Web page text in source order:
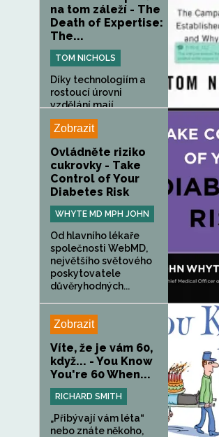
na tom záleží - The
Death of Expertise:
The...
TOM NICHOLS
Díky technologiím a
rostoucí úrovni
vzdělání mají...
Zobrazit
Ovládněte riziko
cukrovky - Take
Control of Your
Diabetes Risk
WHYTE MD MPH JOHN
Od hlavního lékaře
společnosti WebMD,
největšího světového
poskytovatele
důvěryhodných...
Zobrazit
Víte, že je vám 60,
když... - You Know
You're 60 When...
RICHARD SMITH
„Přibývají vám léta“
nebo znáte někoho,